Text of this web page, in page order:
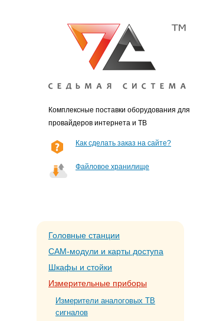
Комплексные поставки оборудования для
провайдеров интернета и ТВ
Как сделать заказ на сайте?
Файловое хранилище
Головные станции
CAM-модули и карты доступа
Шкафы и стойки
Измерительные приборы
Измерители аналоговых ТВ
сигналов